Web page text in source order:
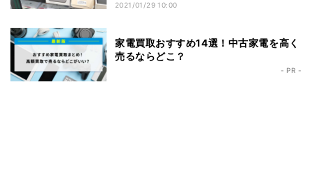
2021/01/29 10:00
家電買取おすすめ14選！中古家電を高く
売るならどこ？
- PR -